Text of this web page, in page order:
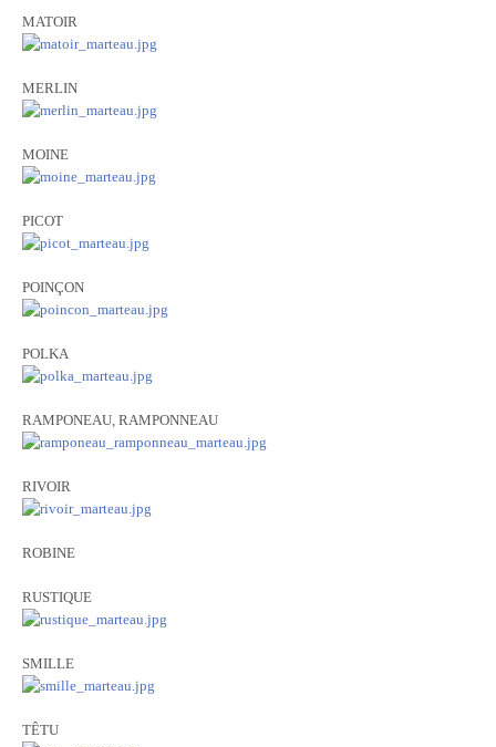
MATOIR
MERLIN
MOINE
PICOT
POINÇON
POLKA
RAMPONEAU, RAMPONNEAU
RIVOIR
ROBINE
RUSTIQUE
SMILLE
TÊTU